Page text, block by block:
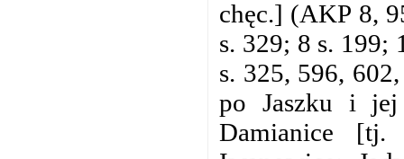
chęc.] (AKP 8,
s. 329; 8 s. 199;
s. 325, 596,
po Jaszku i
Damianice